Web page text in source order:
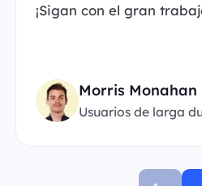
¡Sigan con el gran
Morris Monahan
Usuarios de larga